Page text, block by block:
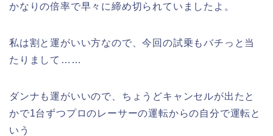
かなりの倍率で早々に締め切られていましたよ。
私は割と運がいい方なので、今回の試乗もバチっと当
たりまして……
ダンナも運がいいので、ちょうどキャンセルが出たと
かで1台ずつプロのレーサーの運転からの自分で運転と
いう